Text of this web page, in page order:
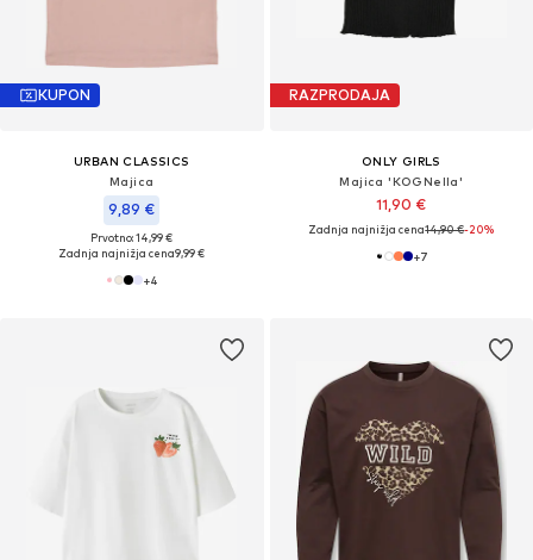
KUPON
URBAN CLASSICS
Majica
9,89 €
Prvotno: 14,99 €
Zadnja najnižja cena9,99 €
+4
RAZPRODAJA
ONLY GIRLS
Majica 'KOGNella'
11,90 €
Zadnja najnižja cena14,90 €-20%
+7